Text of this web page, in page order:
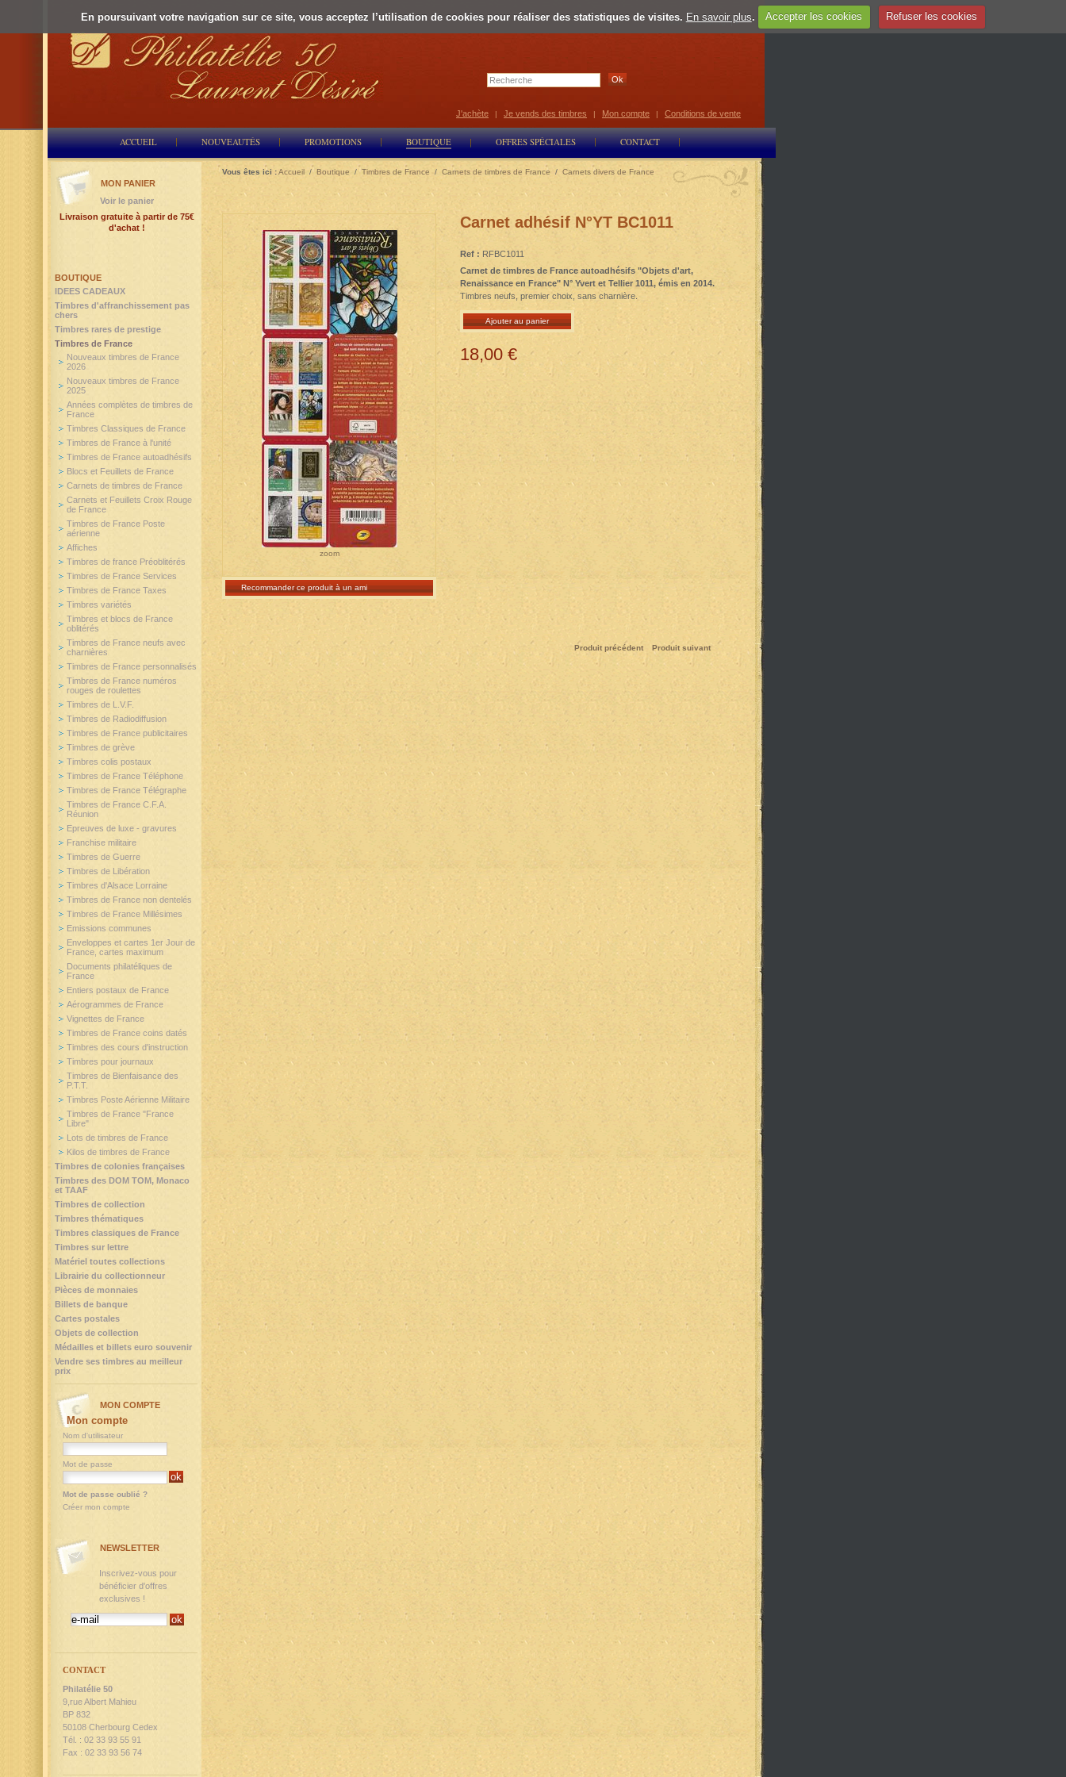
En poursuivant votre navigation sur ce site, vous acceptez l’utilisation de cookies pour réaliser des statistiques de visites. En savoir plus. Accepter les cookies Refuser les cookies
Select Language ▼
ACCUEIL NOUVEAUTÉS PROMOTIONS BOUTIQUE OFFRES SPÉCIALES CONTACT
J'achète | Je vends des timbres | Mon compte | Conditions de vente
Vous êtes ici :Accueil / Boutique /Timbres de France / Carnets de timbres de France / Carnets divers de France
zoom
Recommander ce produit à un ami
Carnet adhésif N°YT BC1011
Ref : RFBC1011
Carnet de timbres de France autoadhésifs "Objets d'art,
Renaissance en France" N° Yvert et Tellier 1011, émis en 2014.
Timbres neufs, premier choix, sans charnière.
Ajouter au panier
18,00 €
Produit précédent Produit suivant
BOUTIQUE
IDEES CADEAUX
Timbres d'affranchissement pas
chers
Timbres rares de prestige
Timbres de France
Nouveaux timbres de France
2026
Nouveaux timbres de France
2025
Années complètes de timbres de
France
Timbres Classiques de France
Timbres de France à l'unité
Timbres de France autoadhésifs
Blocs et Feuillets de France
Carnets de timbres de France
Carnets et Feuillets Croix Rouge
de France
Timbres de France Poste
aérienne
Affiches
Timbres de france Préoblitérés
Timbres de France Services
Timbres de France Taxes
Timbres variétés
Timbres et blocs de France
oblitérés
Timbres de France neufs avec
charnières
Timbres de France personnalisés
Timbres de France numéros
rouges de roulettes
Timbres de L.V.F.
Timbres de Radiodiffusion
Timbres de France publicitaires
Timbres de grève
Timbres colis postaux
Timbres de France Téléphone
Timbres de France Télégraphe
Timbres de France C.F.A.
Réunion
Epreuves de luxe - gravures
Franchise militaire
Timbres de Guerre
Timbres de Libération
Timbres d'Alsace Lorraine
Timbres de France non dentelés
Timbres de France Millésimes
Emissions communes
Enveloppes et cartes 1er Jour de
France, cartes maximum
Documents philatéliques de
France
Entiers postaux de France
Aérogrammes de France
Vignettes de France
Timbres de France coins datés
Timbres des cours d'instruction
Timbres pour journaux
Timbres de Bienfaisance des
P.T.T.
Timbres Poste Aérienne Militaire
Timbres de France "France
Libre"
Lots de timbres de France
Kilos de timbres de France
Timbres de colonies françaises
Timbres des DOM TOM, Monaco
et TAAF
Timbres de collection
Timbres thématiques
Timbres classiques de France
Timbres sur lettre
Matériel toutes collections
Librairie du collectionneur
Pièces de monnaies
Billets de banque
Cartes postales
Objets de collection
Médailles et billets euro souvenir
Vendre ses timbres au meilleur
prix
MON PANIER
Voir le panier
Livraison gratuite à partir de 75€
d'achat !
MON COMPTE
Mon compte
Nom d'utilisateur
Mot de passe
Mot de passe oublié ?
Créer mon compte
NEWSLETTER
Inscrivez-vous pour
bénéficier d'offres
exclusives !
CONTACT
Philatélie 50
9,rue Albert Mahieu
BP 832
50108 Cherbourg Cedex
Tél. : 02 33 93 55 91
Fax : 02 33 93 56 74